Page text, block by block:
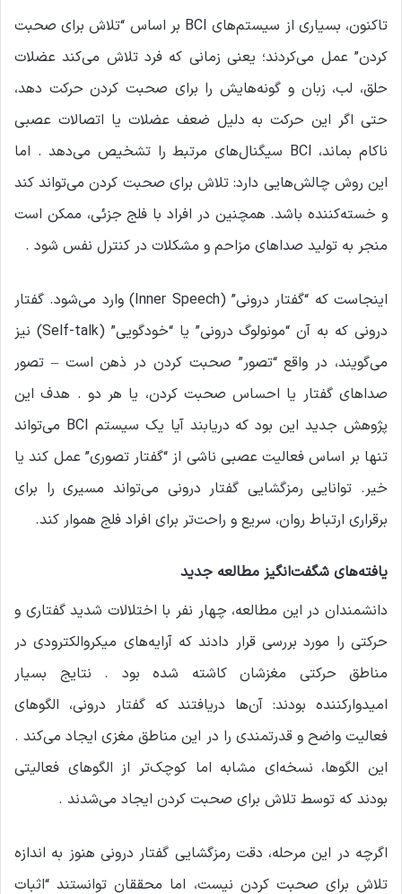
تاکنون، بسیاری از سیستم‌های BCI بر اساس “تلاش برای صحبت
کردن” عمل می‌کردند؛ یعنی زمانی که فرد تلاش می‌کند عضلات
حلق، لب، زبان و گونه‌هایش را برای صحبت کردن حرکت دهد،
حتی اگر این حرکت به دلیل ضعف عضلات یا اتصالات عصبی
ناکام بماند، BCI سیگنال‌های مرتبط را تشخیص می‌دهد . اما
این روش چالش‌هایی دارد: تلاش برای صحبت کردن می‌تواند کند
و خسته‌کننده باشد. همچنین در افراد با فلج جزئی، ممکن است
منجر به تولید صداهای مزاحم و مشکلات در کنترل نفس شود .
اینجاست که “گفتار درونی” (Inner Speech) وارد می‌شود. گفتار
درونی که به آن “مونولوگ درونی” یا “خودگویی” (Self-talk) نیز
می‌گویند، در واقع “تصور” صحبت کردن در ذهن است – تصور
صداهای گفتار یا احساس صحبت کردن، یا هر دو . هدف این
پژوهش جدید این بود که دریابند آیا یک سیستم BCI می‌تواند
تنها بر اساس فعالیت عصبی ناشی از “گفتار تصوری” عمل کند یا
خیر. توانایی رمزگشایی گفتار درونی می‌تواند مسیری را برای
برقراری ارتباط روان، سریع و راحت‌تر برای افراد فلج هموار کند.
یافته‌های شگفت‌انگیز مطالعه جدید
دانشمندان در این مطالعه، چهار نفر با اختلالات شدید گفتاری و
حرکتی را مورد بررسی قرار دادند که آرایه‌های میکروالکترودی در
مناطق حرکتی مغزشان کاشته شده بود . نتایج بسیار
امیدوارکننده بودند: آن‌ها دریافتند که گفتار درونی، الگوهای
فعالیت واضح و قدرتمندی را در این مناطق مغزی ایجاد می‌کند .
این الگوها، نسخه‌ای مشابه اما کوچک‌تر از الگوهای فعالیتی
بودند که توسط تلاش برای صحبت کردن ایجاد می‌شدند .
اگرچه در این مرحله، دقت رمزگشایی گفتار درونی هنوز به اندازه
تلاش برای صحبت کردن نیست، اما محققان توانستند “اثبات